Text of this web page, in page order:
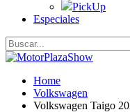
PickUp
Especiales
Home
Volkswagen
Volkswagen Taigo